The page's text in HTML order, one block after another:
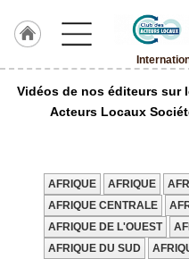
LABEL
HULCOQ
Pourquoi
Vidéos de nos éditeurs sur
Acteurs Locaux
AFRIQUE AFRIQUE
AFRIQUE CENTRALE
AFRIQUE DE L'OUEST
AFRIQUE DU SUD